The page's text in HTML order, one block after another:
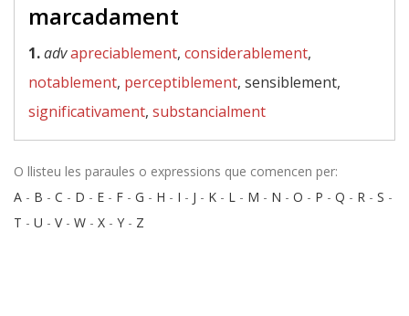
marcadament
1.advapreciablement, considerablement,
notablement, perceptiblement, sensiblement,
significativament, substancialment
O llisteu les paraules o expressions que comencen per:
A - B - C - D - E - F - G - H - I - J - K - L - M - N - O - P - Q - R - S -
T - U - V- W - X - Y - Z